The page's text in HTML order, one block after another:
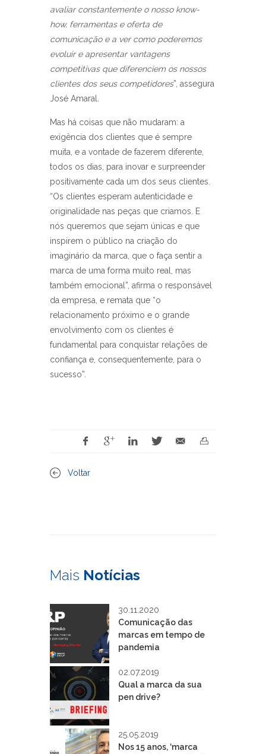
avaliar constantemente o nosso know-
how, ferramentas e oferta de
comunicação e a ver como poderemos
evoluir e apresentar vantagens
competitivas que diferenciem os nossos
clientes dos seus competidores”, assegura
José Amaral.
Mas há coisas que não mudaram: a
exigência dos clientes que é sempre
muita, e a vontade de fazerem diferente,
todos os dias, para inovar e surpreender
positivamente cada um dos seus clientes.
“Os clientes esperam autenticidade e
originalidade nas peças que criamos. E
nós queremos que sejam únicas e que
inspirem o público na criação do
imaginário da marca, que o faça sentir a
marca de uma forma muito real, mas
também emocional”, afirma o responsável
da empresa, e remata que “o
relacionamento próximo e o grande
envolvimento com os clientes é
fundamental para conquistar relações de
confiança e, consequentemente, para o
sucesso”.
Voltar
Mais Notícias
30.11.2020
Comunicação das
marcas em tempo de
pandemia
02.07.2019
Qual a marca da sua
pen drive?
25.05.2019
Nos 15 anos, ‘marca